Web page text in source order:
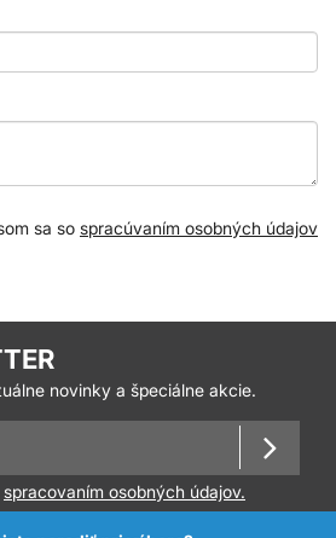
sa so spracúvaním osobných údajov
novinky a špeciálne akcie.
spracovaním osobných údajov.